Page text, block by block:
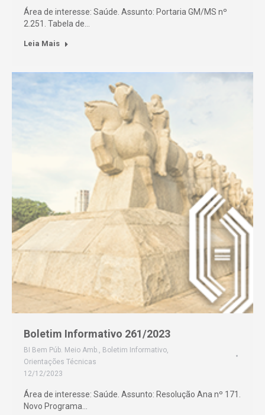
Área de interesse: Saúde. Assunto: Portaria GM/MS nº
2.251. Tabela de…
Leia Mais
Boletim Informativo 261/2023
BI Bem Púb. Meio Amb., Boletim Informativo,
Orientações Técnicas
12/12/2023
Área de interesse: Saúde. Assunto: Resolução Ana nº 171.
Novo Programa…